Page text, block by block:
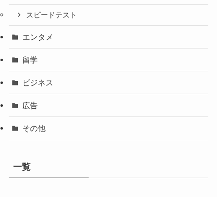
スピードテスト
エンタメ
留学
ビジネス
広告
その他
一覧